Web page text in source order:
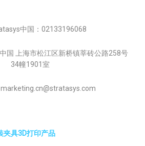
中国：02133196068
国 上海市松江区新桥镇莘砖公路258号
34幢1901室
夹具3D打印产品